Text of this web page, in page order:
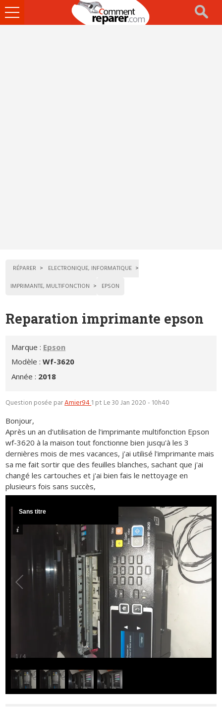
Ouvrir
le
RÉPARER
ELECTRONIQUE, INFORMATIQUE
IMPRIMANTE, MULTIFONCTION
EPSON
Reparation imprimante epson
Marque : Epson
Modèle :Wf-3620
Année : 2018
Question posée parAmier941 pt Le 30 Jan 2020 - 10h40
Bonjour,
Après un an d'utilisation de l'imprimante multifonction Epson
wf-3620 à la maison tout fonctionne bien jusqu'à les 3
dernières mois de mes vacances, j'ai utilisé l'imprimante mais
sa me fait sortir que des feuilles blanches, sachant que j'ai
changé les cartouches et j'ai bien fais le nettoyage en
plusieurs fois sans succès,
1 /4
Sans titre